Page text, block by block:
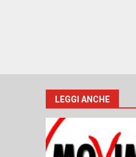
LEGGI ANCHE